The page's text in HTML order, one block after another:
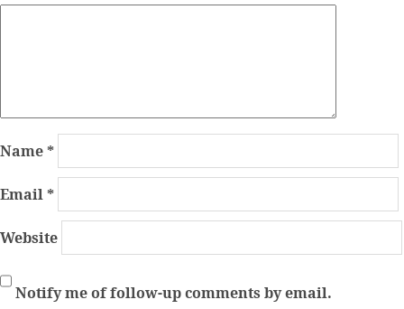
Name*
Email*
Website
Notify me of follow-up comments by email.